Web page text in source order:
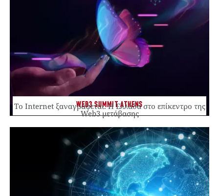
WEB3 SUMMIT ATHENS
Το Internet ξαναγράφεται. Η Ελλάδα στο επίκεντρο της
Web3 μετάβασης